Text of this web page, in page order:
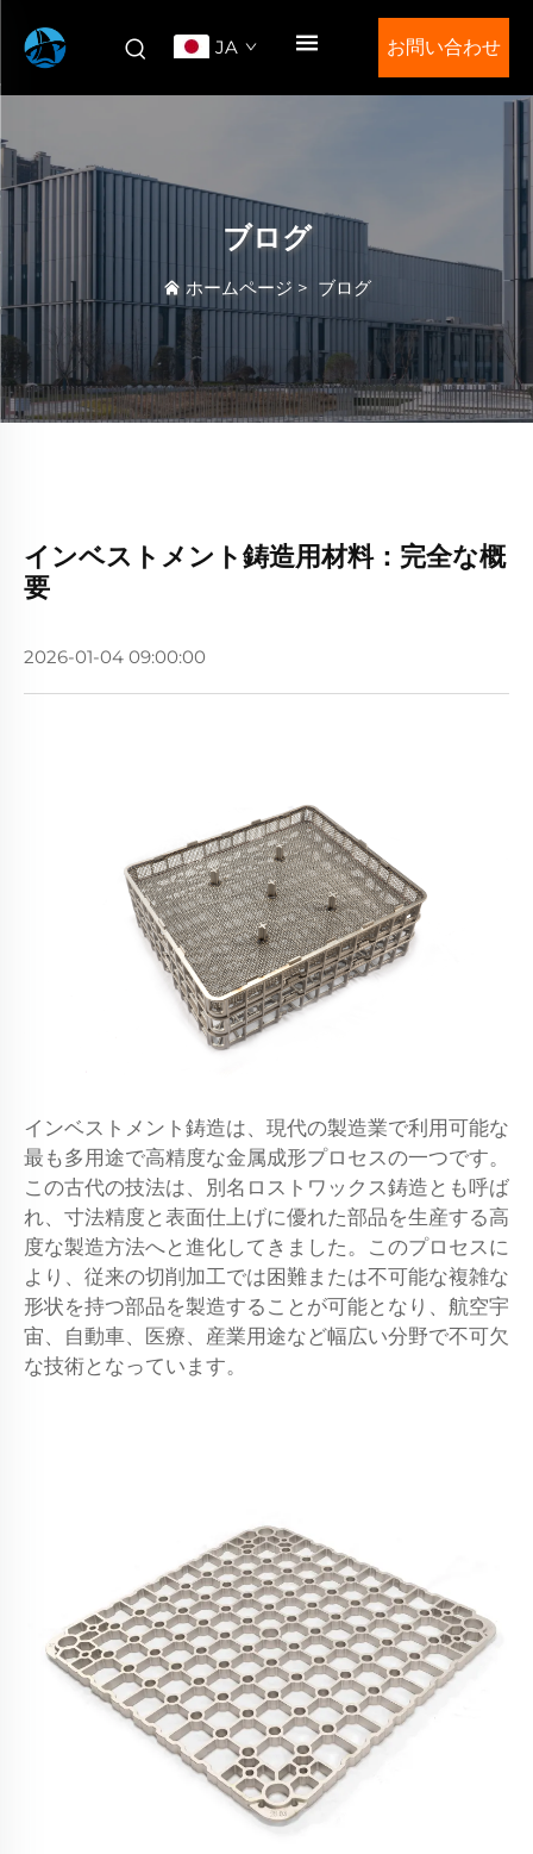
JA お問い合わせ
ブログ
ホームページ > ブログ
インベストメント鋳造用材料：完全な概
要
2026-01-04 09:00:00
インベストメント鋳造は、現代の製造業で利用可能な
最も多用途で高精度な金属成形プロセスの一つです。
この古代の技法は、別名ロストワックス鋳造とも呼ば
れ、寸法精度と表面仕上げに優れた部品を生産する高
度な製造方法へと進化してきました。このプロセスに
より、従来の切削加工では困難または不可能な複雑な
形状を持つ部品を製造することが可能となり、航空宇
宙、自動車、医療、産業用途など幅広い分野で不可欠
な技術となっています。